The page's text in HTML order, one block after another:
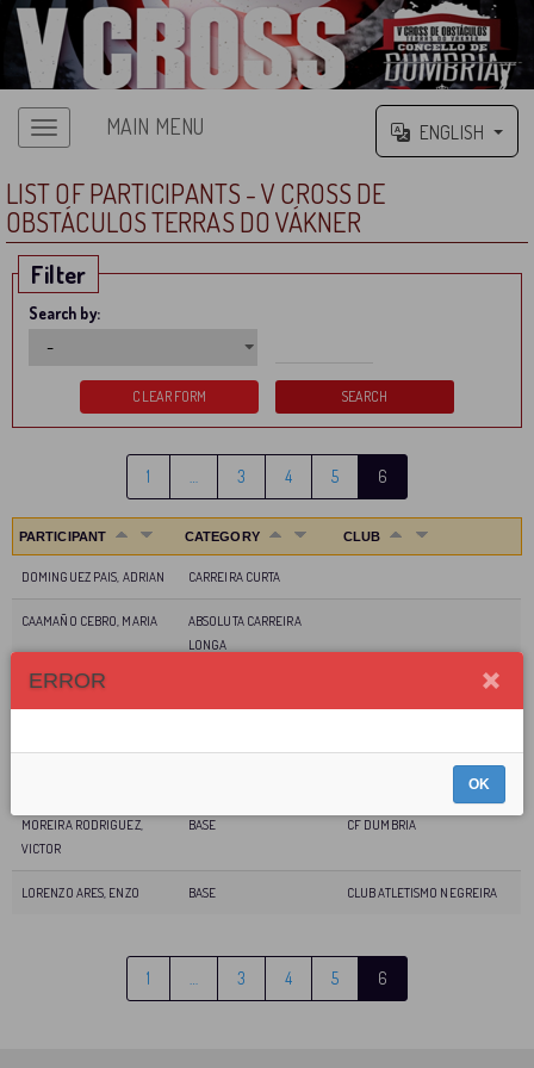
MAIN MENU ENGLISH
LIST OF PARTICIPANTS - V CROSS DE
OBSTÁCULOS TERRAS DO VÁKNER
Filter
Search by:
1 3 4 5 6
PARTICIPANT CATEGORY CLUB
DOMINGUEZ PAIS, ADRIAN CARREIRA CURTA
CAAMAÑO CEBRO, MARIA
ABSOLUTA CARREIRA
LONGA
RIVEIRO ESTÉVEZ, MARTÍN
OLIMPIA
RIVEIRO ESTÉVEZ, BRUNO BASE
ASOCIACION DEPERTIVA
MOREIRA RODRIGUEZ,
VICTOR
BASE CF DUMBRIA
LORENZO ARES, ENZO BASE CLUB ATLETISMO NEGREIRA
1 3 4 5 6
ERROR
OK